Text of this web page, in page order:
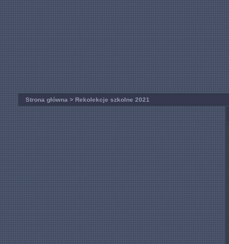
Strona główna > Rekolekcje szkolne 2021